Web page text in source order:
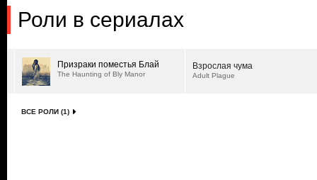
Роли в сериалах
Призраки поместья Блай
The Haunting of Bly Manor
Взрослая чума
Adult Plague
ВСЕ РОЛИ (1)